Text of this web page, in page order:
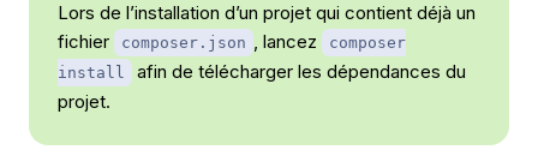
Lors de l’installation d’un projet qui contient déjà un
fichier
composer.json , lancez
composer
install
afin de télécharger les dépendances du
projet.